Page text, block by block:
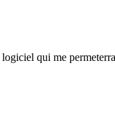
qui me